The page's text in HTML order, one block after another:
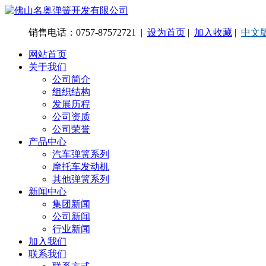
销售电话：0757-87572721 | 设为首页 | 加入收藏 | 中文
网站首页
关于我们
公司简介
组织结构
发展历程
公司资质
公司荣誉
产品中心
汽车弹簧系列
摩托车发动机
其他弹簧系列
新闻中心
集团新闻
公司新闻
行业新闻
加入我们
联系我们